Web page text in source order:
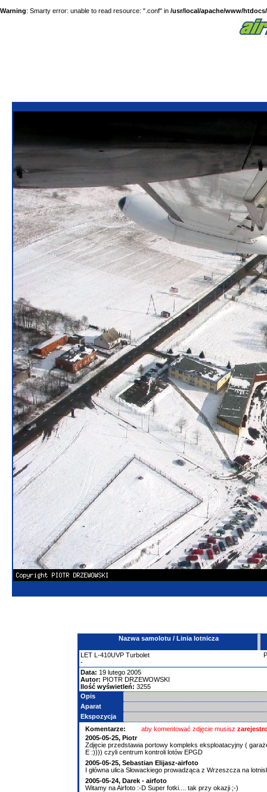
Warning: Smarty error: unable to read resource: ".conf" in /usr/local/apache/www/
Nazwa samolotu / Linia lotnicza
LET L-410UVP Turbolet
-
Data: 19 lutego 2005
Autor: PIOTR DRZEWOWSKI
Ilość wyświetleń: 3255
Opis
Aparat
Ekspozycja
Komentarze:
aby komentować zdjęcie musisz
2005-05-25, Piotr
Zdjęcie przedstawia portowy kompleks eksploatacyjny (
E :)))) czyli centrum kontroli lotów EPGD
2005-05-25, Sebastian Elijasz-airfoto
I główna ulica Słowackiego prowadząca z Wrzeszcza na
2005-05-24, Darek - airfoto
Witamy na Airfoto :-D Super fotki.... tak przy okazji ;-)